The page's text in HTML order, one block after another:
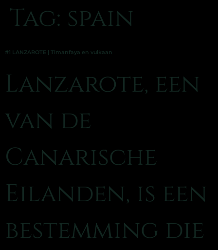
Tag: spain
#1 LANZAROTE | Timanfaya en vulkaan
Lanzarote, een
van de
Canarische
Eilanden, is een
bestemming die